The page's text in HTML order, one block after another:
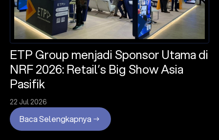
ETP Group menjadi Sponsor Utama di
NRF 2026: Retail’s Big Show Asia
Pasifik
22 Jul 2026
Baca Selengkapnya